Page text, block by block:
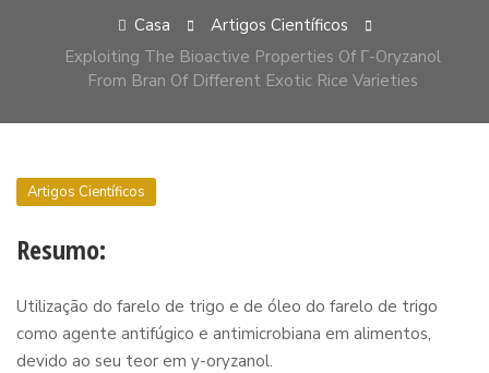
Casa
Artigos Científicos
Exploiting The Bioactive Properties Of Γ-Oryzanol
From Bran Of Different Exotic Rice Varieties
Artigos Científicos
Resumo:
Utilização do farelo de trigo e de óleo do farelo de trigo
como agente antifúgico e antimicrobiana em alimentos,
devido ao seu teor em y-oryzanol.